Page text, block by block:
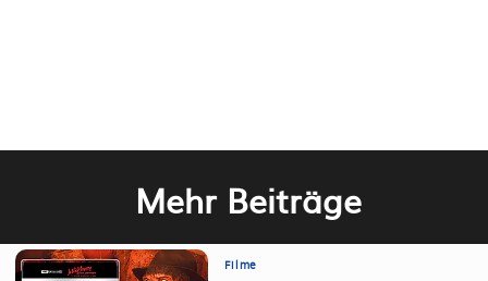
Mehr Beiträge
Filme